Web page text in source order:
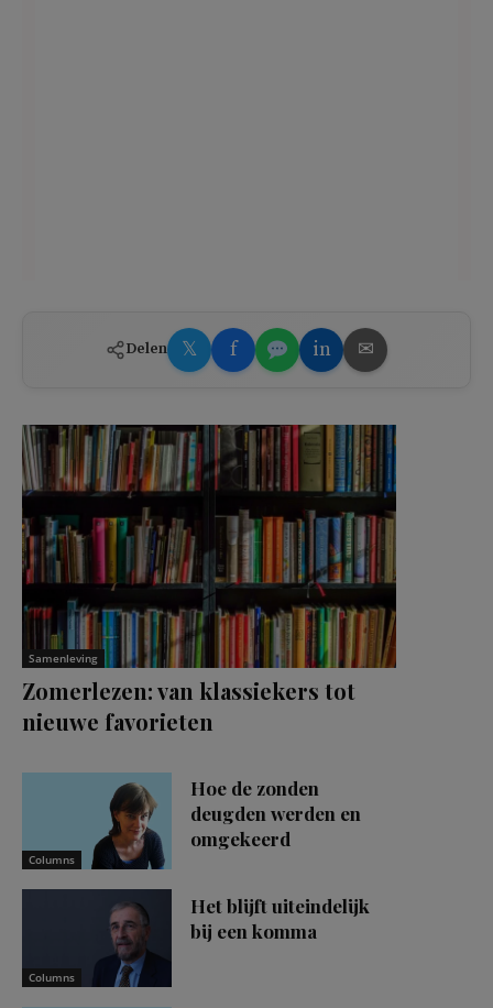
Delen 𝕏 f in ✉
Samenleving
Zomerlezen: van klassiekers tot
nieuwe favorieten
Columns
Hoe de zonden
deugden werden en
omgekeerd
Columns
Het blijft uiteindelijk
bij een komma